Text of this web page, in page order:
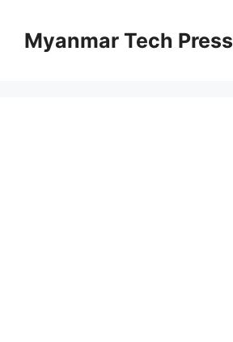
contentMyanmar Tech Press